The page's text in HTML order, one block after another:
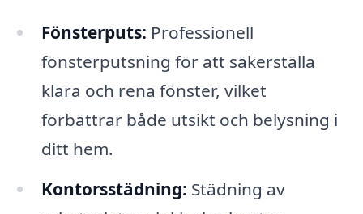
Fönsterputs: Professionell
fönsterputsning för att säkerställa
klara och rena fönster, vilket
förbättrar både utsikt och belysning i
ditt hem.
Kontorsstädning: Städning av